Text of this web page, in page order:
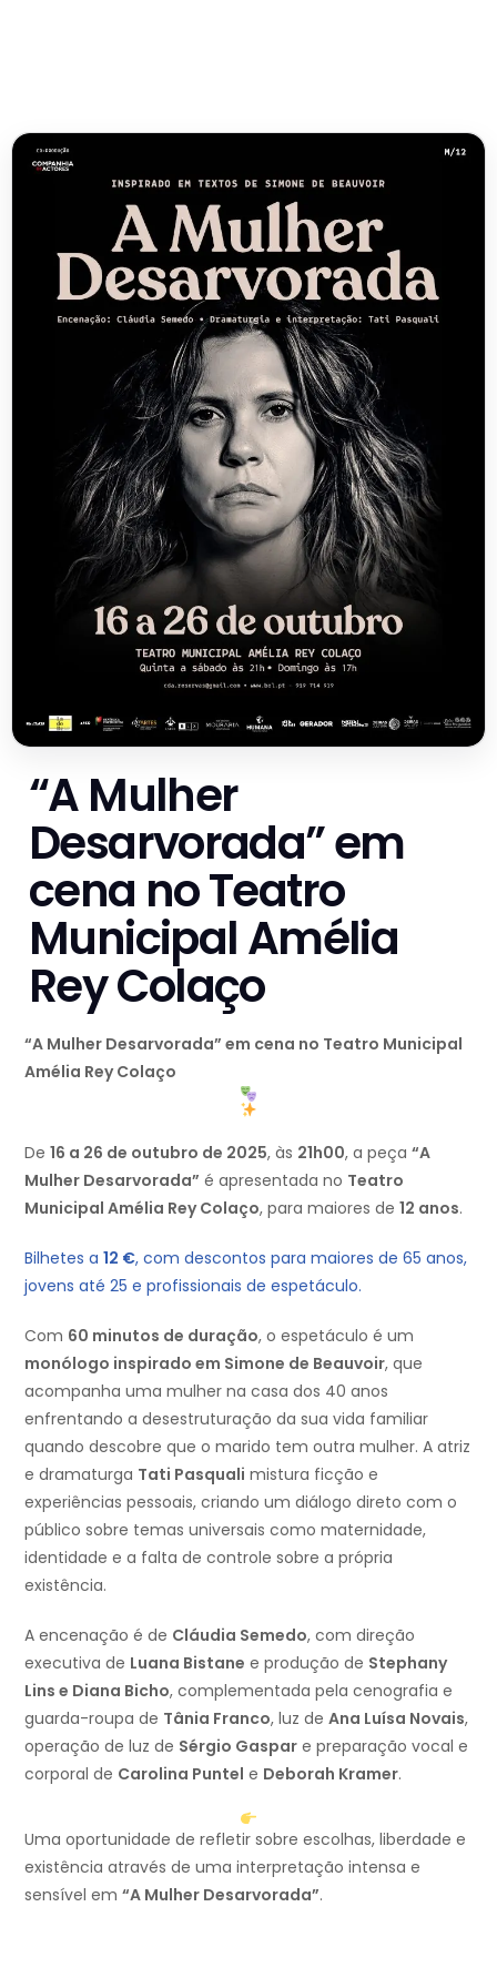
“A Mulher
Desarvorada” em
cena no Teatro
Municipal Amélia
Rey Colaço
“A Mulher Desarvorada” em cena no Teatro Municipal
Amélia Rey Colaço
De 16 a 26 de outubro de 2025, às 21h00, a peça “A
Mulher Desarvorada” é apresentada no Teatro
Municipal Amélia Rey Colaço, para maiores de 12 anos.
Bilhetes a 12 €, com descontos para maiores de 65 anos,
jovens até 25 e profissionais de espetáculo.
Com 60 minutos de duração, o espetáculo é um
monólogo inspirado em Simone de Beauvoir, que
acompanha uma mulher na casa dos 40 anos
enfrentando a desestruturação da sua vida familiar
quando descobre que o marido tem outra mulher. A atriz
e dramaturga Tati Pasquali mistura ficção e
experiências pessoais, criando um diálogo direto com o
público sobre temas universais como maternidade,
identidade e a falta de controle sobre a própria
existência.
A encenação é de Cláudia Semedo, com direção
executiva de Luana Bistane e produção de Stephany
Lins e Diana Bicho, complementada pela cenografia e
guarda-roupa de Tânia Franco, luz de Ana Luísa Novais,
operação de luz de Sérgio Gaspar e preparação vocal e
corporal de Carolina Puntel e Deborah Kramer.
Uma oportunidade de refletir sobre escolhas, liberdade e
existência através de uma interpretação intensa e
sensível em “A Mulher Desarvorada”.